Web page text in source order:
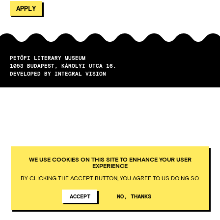
PETŐFI LITERARY MUSEUM
1053
BUDAPEST
KÁROLYI UTCA 16.
DEVELOPED BY INTEGRAL VISION
WE USE COOKIES ON THIS SITE TO ENHANCE YOUR USER
EXPERIENCE
BY CLICKING THE ACCEPT BUTTON, YOU AGREE TO US DOING SO.
ACCEPT NO, THANKS